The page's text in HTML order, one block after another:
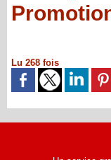
Lu 268 fois